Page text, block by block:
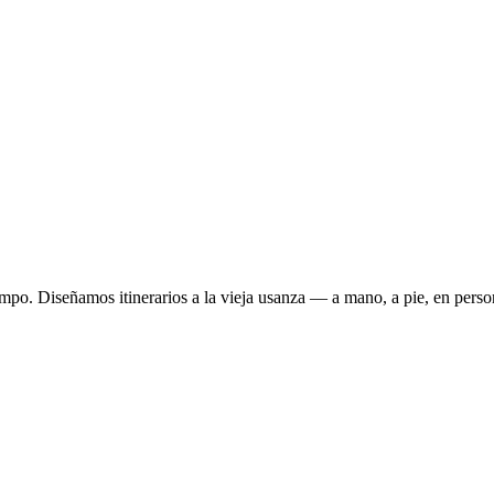
Diseñamos itinerarios a la vieja usanza — a mano, a pie, en